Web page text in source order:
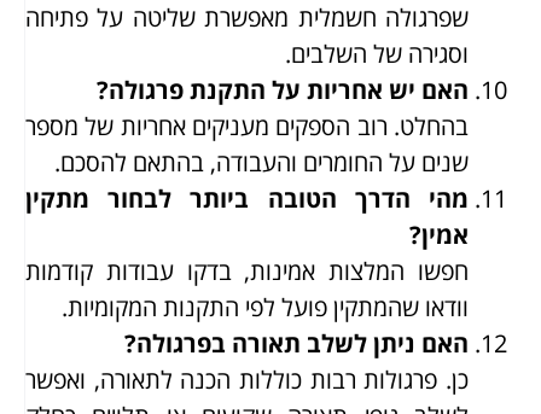
שפרגולה חשמלית מאפשרת שליטה על פתיחה
וסגירה של השלבים.
האם יש אחריות על התקנת פרגולה?
בהחלט. רוב הספקים מעניקים אחריות של מספר
שנים על החומרים והעבודה, בהתאם להסכם.
מהי הדרך הטובה ביותר לבחור מתקין
אמין?
חפשו המלצות אמינות, בדקו עבודות קודמות
וודאו שהמתקין פועל לפי התקנות המקומיות.
האם ניתן לשלב תאורה בפרגולה?
כן. פרגולות רבות כוללות הכנה לתאורה, ואפשר